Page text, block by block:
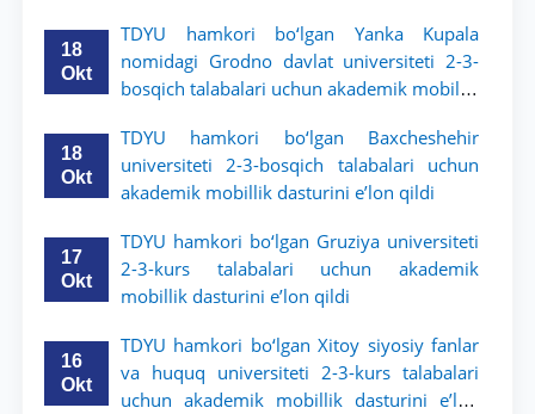
18
Okt
TDYU hamkori bo‘lgan Yanka Kupala
nomidagi Grodno davlat universiteti 2-3-
bosqich talabalari uchun akademik mobillik
18
Okt
TDYU hamkori bo‘lgan Baxcheshehir
universiteti 2-3-bosqich talabalari uchun
akademik mobillik dasturini e’lon qildi
17
Okt
TDYU hamkori bo‘lgan Gruziya universiteti
2-3-kurs talabalari uchun akademik
mobillik dasturini e’lon qildi
16
Okt
TDYU hamkori bo‘lgan Xitoy siyosiy fanlar
va huquq universiteti 2-3-kurs talabalari
uchun akademik mobillik dasturini e’lon